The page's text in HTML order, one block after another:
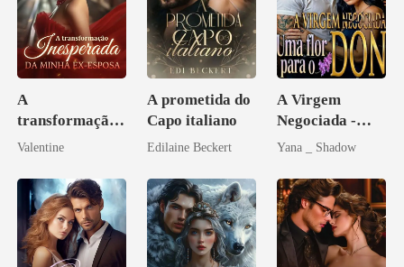
A
transformação
inesperada da
esposa
Valentine
A prometida do
Capo italiano
Edilaine Beckert
A Virgem
Negociada -
Uma flor para o
Yana _ Shadow